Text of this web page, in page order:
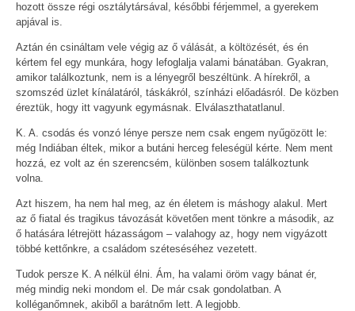
hozott össze régi osztálytársával, későbbi férjemmel, a gyerekem
apjával is.
Aztán én csináltam vele végig az ő válását, a költözését, és én
kértem fel egy munkára, hogy lefoglalja valami bánatában. Gyakran,
amikor találkoztunk, nem is a lényegről beszéltünk. A hírekről, a
szomszéd üzlet kínálatáról, táskákról, színházi előadásról. De közben
éreztük, hogy itt vagyunk egymásnak. Elválaszthatatlanul.
K. A. csodás és vonzó lénye persze nem csak engem nyűgözött le:
még Indiában éltek, mikor a butáni herceg feleségül kérte. Nem ment
hozzá, ez volt az én szerencsém, különben sosem találkoztunk
volna.
Azt hiszem, ha nem hal meg, az én életem is máshogy alakul. Mert
az ő fiatal és tragikus távozását követően ment tönkre a második, az
ő hatására létrejött házasságom – valahogy az, hogy nem vigyázott
többé kettőnkre, a családom széteséséhez vezetett.
Tudok persze K. A nélkül élni. Ám, ha valami öröm vagy bánat ér,
még mindig neki mondom el. De már csak gondolatban. A
kolléganőmnek, akiből a barátnőm lett. A legjobb.